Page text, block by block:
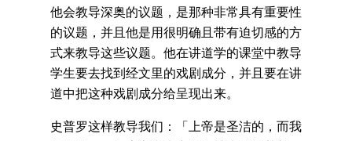
他会教导深奥的议题，是那种非常具有重要性
的议题，并且他是用很明确且带有迫切感的方
式来教导这些议题。他在讲道学的课堂中教导
学生要去找到经文里的戏剧成分，并且要在讲
道中把这种戏剧成分给呈现出来。
史普罗这样教导我们：「上帝是圣洁的，而我